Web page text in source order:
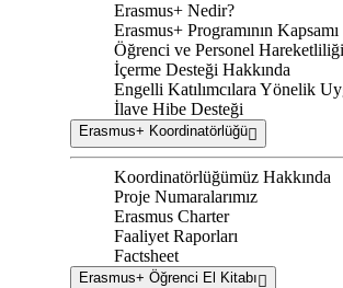
Erasmus+ Nedir?
Erasmus+ Programının Kapsamı
Öğrenci ve Personel
İçerme Desteği Hakkında
Engelli Katılımcılara Yönelik
İlave Hibe Desteği
Erasmus+ Koordinatörlüğü
Koordinatörlüğümüz Hakkında
Proje Numaralarımız
Erasmus Charter
Faaliyet Raporları
Factsheet
Erasmus+ Öğrenci El Kitabı